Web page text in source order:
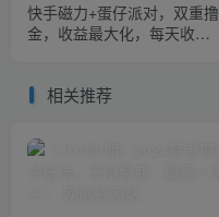
快手磁力+蛋仔派对，双重撸
金，收益最大化，每天收入
相关推荐